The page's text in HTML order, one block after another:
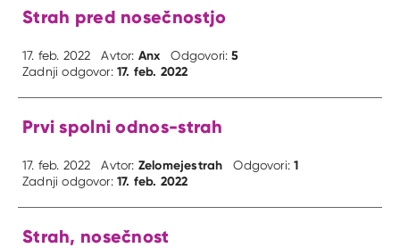
Strah pred nosečnostjo
17. feb. 2022 Avtor: Anx Odgovori:5
Zadnji odgovor:17. feb. 2022
Prvi spolni odnos-strah
17. feb. 2022 Avtor: Zelomejestrah Odgovori:1
Zadnji odgovor:17. feb. 2022
Strah, nosečnost